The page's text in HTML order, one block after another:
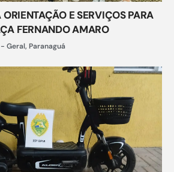
E SERVIÇOS PARA
FERNANDO AMARO
- Geral, Paranaguá